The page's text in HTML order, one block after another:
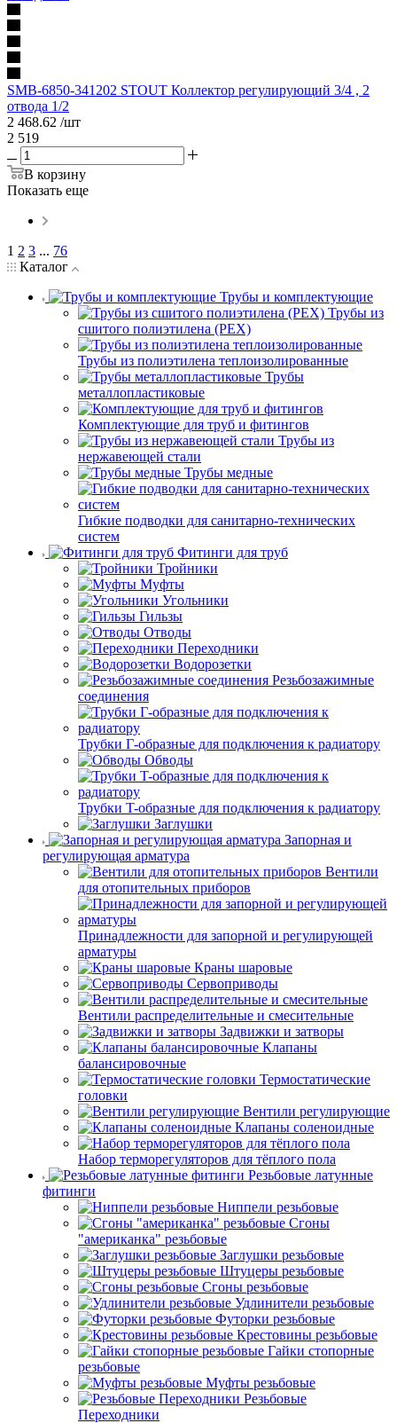
SMB-6850-341202 STOUT Коллектор регулирующий 3/4 , 2
отвода 1/2
2 468.62 /шт
2 519
В корзину
Показать еще
1 2 3 ... 76
Каталог
Трубы и комплектующие
Трубы из
сшитого полиэтилена (PEX)
Трубы из полиэтилена теплоизолированные
Трубы
металлопластиковые
Комплектующие для труб и фитингов
Трубы из
нержавеющей стали
Трубы медные
Гибкие подводки для санитарно-технических
систем
Фитинги для труб
Тройники
Муфты
Угольники
Гильзы
Отводы
Переходники
Водорозетки
Резьбозажимные
соединения
Трубки Г-образные для подключения к радиатору
Обводы
Трубки T-образные для подключения к радиатору
Заглушки
Запорная и
регулирующая арматура
Вентили
для отопительных приборов
Принадлежности для запорной и регулирующей
арматуры
Краны шаровые
Сервоприводы
Вентили распределительные и смесительные
Задвижки и затворы
Клапаны
балансировочные
Термостатические
головки
Вентили регулирующие
Клапаны соленоидные
Набор терморегуляторов для тёплого пола
Резьбовые латунные
фитинги
Ниппели резьбовые
Сгоны
"американка" резьбовые
Заглушки резьбовые
Штуцеры резьбовые
Сгоны резьбовые
Удлинители резьбовые
Футорки резьбовые
Крестовины резьбовые
Гайки стопорные
резьбовые
Муфты резьбовые
Резьбовые
Переходники